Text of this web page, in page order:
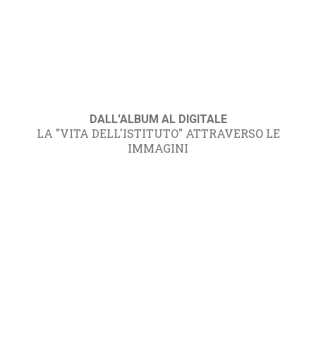
DALL'ALBUM AL DIGITALE
LA "VITA DELL'ISTITUTO" ATTRAVERSO LE
IMMAGINI